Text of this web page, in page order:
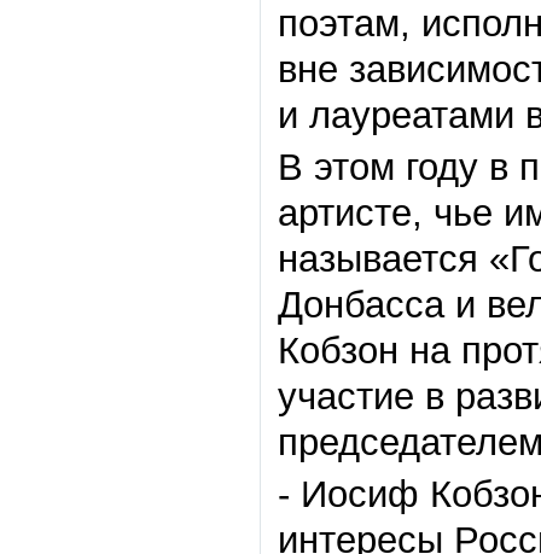
поэтам,
вне
и лауреатами
В этом году в
артисте, чье
называется
Донбасса и
Кобзон на
участие в
- Иосиф
интересы